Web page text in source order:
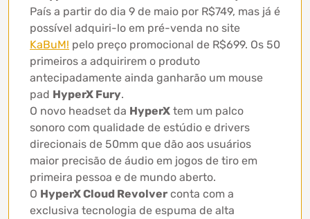
País a partir do dia 9 de maio por R$749, mas já é
possível adquiri-lo em pré-venda no site
KaBuM! pelo preço promocional de R$699. Os 50
primeiros a adquirirem o produto
antecipadamente ainda ganharão um mouse
pad HyperX Fury.
O novo headset da HyperX tem um palco
sonoro com qualidade de estúdio e drivers
direcionais de 50mm que dão aos usuários
maior precisão de áudio em jogos de tiro em
primeira pessoa e de mundo aberto.
O HyperX Cloud Revolver conta com a
exclusiva tecnologia de espuma de alta